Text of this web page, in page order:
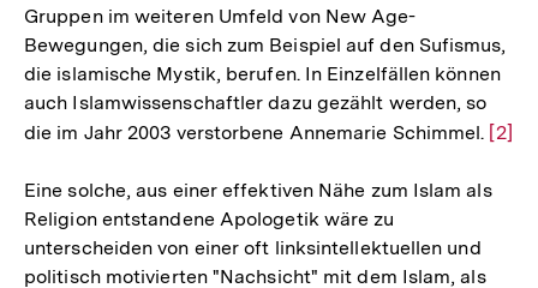
Gruppen im weiteren Umfeld von New Age-
Bewegungen, die sich zum Beispiel auf den Sufismus,
die islamische Mystik, berufen. In Einzelfällen können
auch Islamwissenschaftler dazu gezählt werden, so
die im Jahr 2003 verstorbene Annemarie Schimmel. Zur
der
[2]
Eine solche, aus einer effektiven Nähe zum Islam als
Religion entstandene Apologetik wäre zu
unterscheiden von einer oft linksintellektuellen und
politisch motivierten "Nachsicht" mit dem Islam, als